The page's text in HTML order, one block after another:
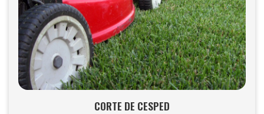
CORTE DE CESPED